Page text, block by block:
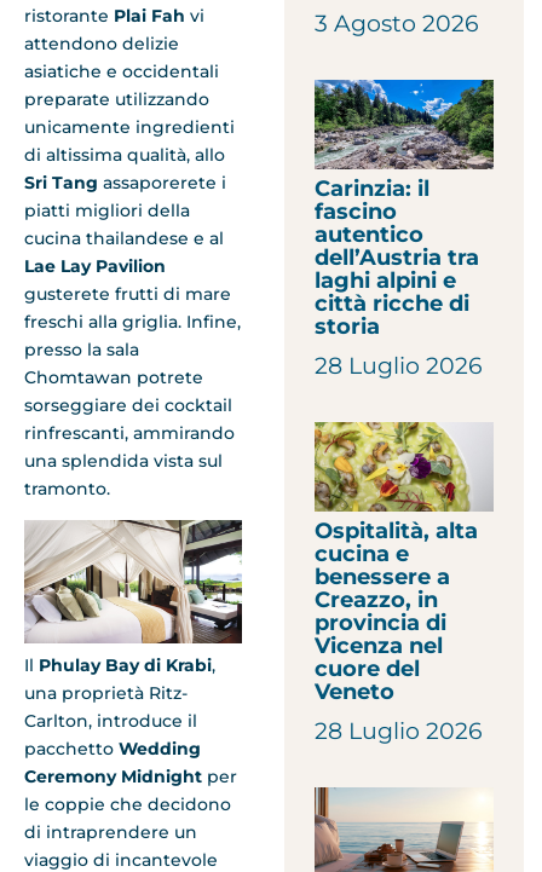
ristorante Plai Fah vi
attendono delizie
asiatiche e occidentali
preparate utilizzando
unicamente ingredienti
di altissima qualità, allo
Sri Tang assaporerete i
piatti migliori della
cucina thailandese e al
Lae Lay Pavilion
gusterete frutti di mare
freschi alla griglia. Infine,
presso la sala
Chomtawan potrete
sorseggiare dei cocktail
rinfrescanti, ammirando
una splendida vista sul
tramonto.
Il Phulay Bay di Krabi,
una proprietà Ritz-
Carlton, introduce il
pacchetto Wedding
Ceremony Midnight per
le coppie che decidono
di intraprendere un
viaggio di incantevole
3 Agosto 2026
Carinzia: il
fascino
autentico
dell’Austria tra
laghi alpini e
città ricche di
storia
28 Luglio 2026
Ospitalità, alta
cucina e
benessere a
Creazzo, in
provincia di
Vicenza nel
cuore del
Veneto
28 Luglio 2026